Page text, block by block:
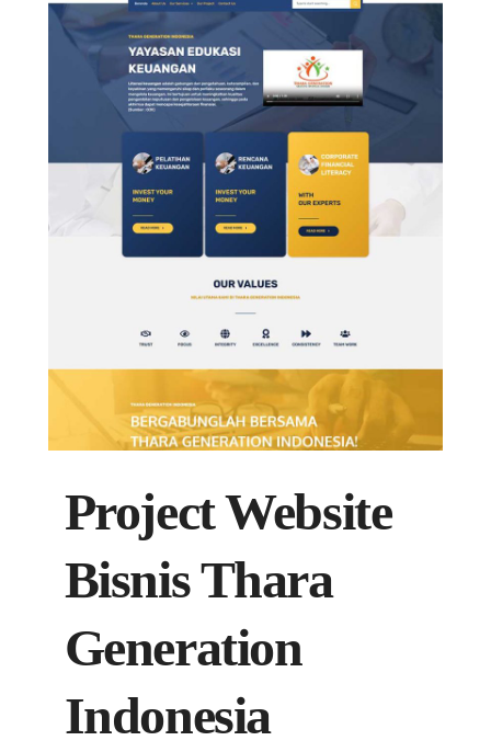
Project Website
Bisnis Thara
Generation
Indonesia